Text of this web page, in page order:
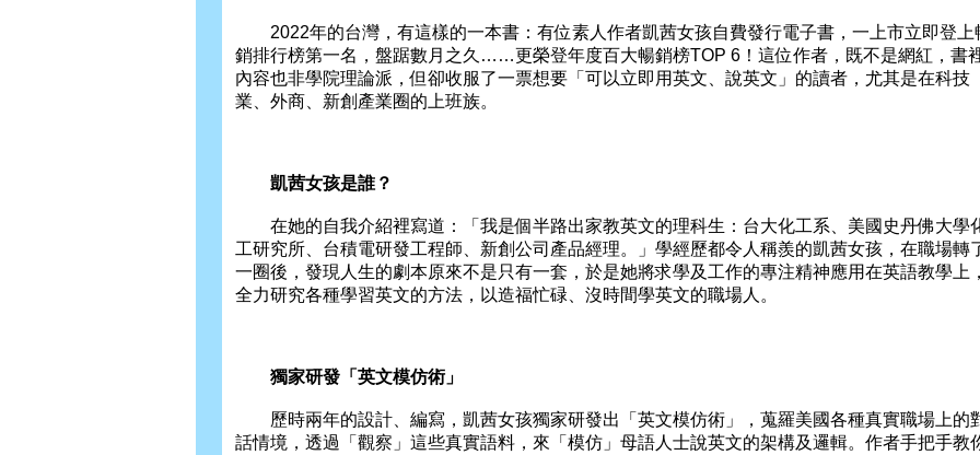
2022年的台灣，有這樣的一本書：有位素人作者凱茜女孩自費發行電子書，一上市立即登上
銷排行榜第一名，盤踞數月之久……更榮登年度百大暢銷榜TOP 6！這位作者，既不是網紅，書
內容也非學院理論派，但卻收服了一票想要「可以立即用英文、說英文」的讀者，尤其是在科技
業、外商、新創產業圈的上班族。
凱茜女孩是誰？
在她的自我介紹裡寫道：「我是個半路出家教英文的理科生：台大化工系、美國史丹佛大學
工研究所、台積電研發工程師、新創公司產品經理。」學經歷都令人稱羨的凱茜女孩，在職場轉
一圈後，發現人生的劇本原來不是只有一套，於是她將求學及工作的專注精神應用在英語教學上
全力研究各種學習英文的方法，以造福忙碌、沒時間學英文的職場人。
獨家研發「英文模仿術」
歷時兩年的設計、編寫，凱茜女孩獨家研發出「英文模仿術」，蒐羅美國各種真實職場上的
話情境，透過「觀察」這些真實語料，來「模仿」母語人士說英文的架構及邏輯。作者手把手教